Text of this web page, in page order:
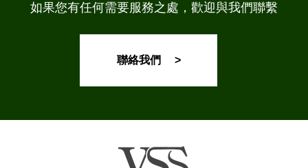
如果您有任何需要服務之處，歡迎與我們聯繫
聯絡我們 >